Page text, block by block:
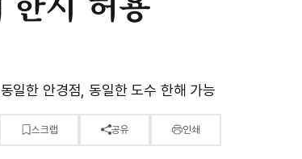
일한 안경점, 동일한 도수 한해 가능
스크랩 공유 인쇄